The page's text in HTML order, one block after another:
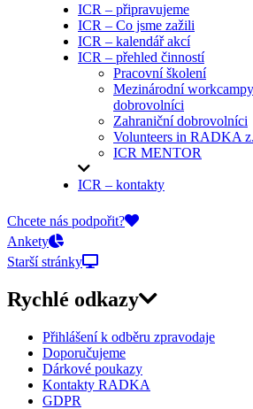
ICR – připravujeme
ICR – Co jsme zažili
ICR – kalendář akcí
ICR – přehled činností
Pracovní školení
Mezinárodní
dobrovolníci
Zahraniční dobrovolníci
Volunteers in RADKA
ICR MENTOR
ICR – kontakty
On-line přihlášky
Chcete nás podpořit?
Ankety
Starší stránky
Rychlé odkazy
Přihlášení k odběru zpravodaje
Doporučujeme
Dárkové poukazy
Kontakty RADKA
GDPR